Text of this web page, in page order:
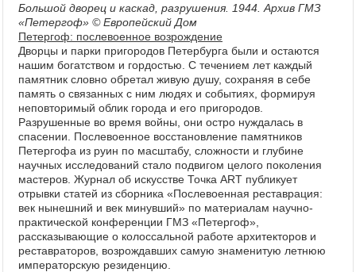
Большой дворец и каскад, разрушения. 1944. Архив ГМЗ
«Петергоф» © Европейский Дом
Петергоф: послевоенное возрождение
Дворцы и парки пригородов Петербурга были и остаются
нашим богатством и гордостью. С течением лет каждый
памятник словно обретал живую душу, сохраняя в себе
память о связанных с ним людях и событиях, формируя
неповторимый облик города и его пригородов.
Разрушенные во время войны, они остро нуждалась в
спасении. Послевоенное восстановление памятников
Петергофа из руин по масштабу, сложности и глубине
научных исследований стало подвигом целого поколения
мастеров. Журнал об искусстве Точка ART публикует
отрывки статей из сборника «Послевоенная реставрация:
век нынешний и век минувший» по материалам научно-
практической конференции ГМЗ «Петергоф»,
рассказывающие о колоссальной работе архитекторов и
реставраторов, возрождавших самую знаменитую летнюю
императорскую резиденцию.